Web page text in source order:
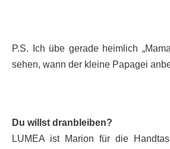
P.S. Ich übe gerade heimlich
sehen, wann der kleine Papagei
Du willst dranbleiben?
LUMEA ist Marion für die